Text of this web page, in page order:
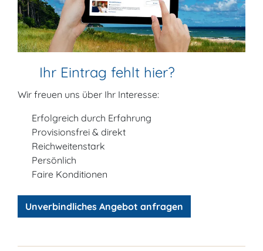
Ihr Eintrag fehlt hier?
Wir freuen uns über Ihr Interesse:
Erfolgreich durch Erfahrung
Provisionsfrei & direkt
Reichweitenstark
Persönlich
Faire Konditionen
Unverbindliches Angebot anfragen